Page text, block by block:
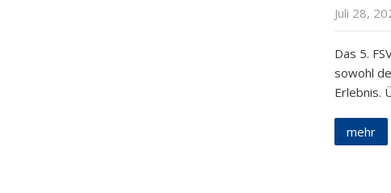
Juli 28,
Das 5.
sowohl
Erlebnis.
mehr